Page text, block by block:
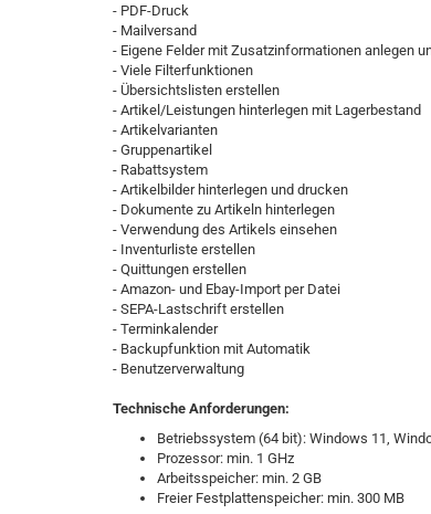
- PDF-Druck
- Mailversand
- Eigene Felder mit Zusatzinformationen anlegen
- Viele Filterfunktionen
- Übersichtslisten erstellen
- Artikel/Leistungen hinterlegen mit Lagerbestand
- Artikelvarianten
- Gruppenartikel
- Rabattsystem
- Artikelbilder hinterlegen und drucken
- Dokumente zu Artikeln hinterlegen
- Verwendung des Artikels einsehen
- Inventurliste erstellen
- Quittungen erstellen
- Amazon- und Ebay-Import per Datei
- SEPA-Lastschrift erstellen
- Terminkalender
- Backupfunktion mit Automatik
- Benutzerverwaltung
Technische Anforderungen:
Betriebssystem (64 bit): Windows 11,
Prozessor: min. 1 GHz
Arbeitsspeicher: min. 2 GB
Freier Festplattenspeicher: min. 300 MB